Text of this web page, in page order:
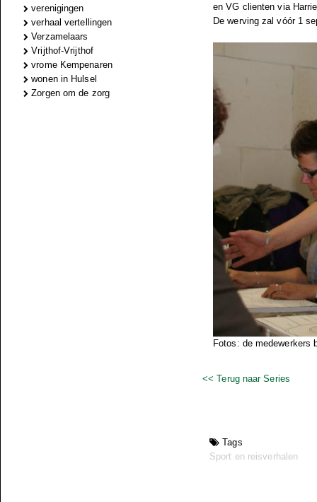
verenigingen
verhaal vertellingen
Verzamelaars
Vrijthof-Vrijthof
vrome Kempenaren
wonen in Hulsel
Zorgen om de zorg
en VG clienten via
De werving zal vóór 1
Fotos: de medewerkers
<< Terug naar Series
Tags
Sport en reisverhalen